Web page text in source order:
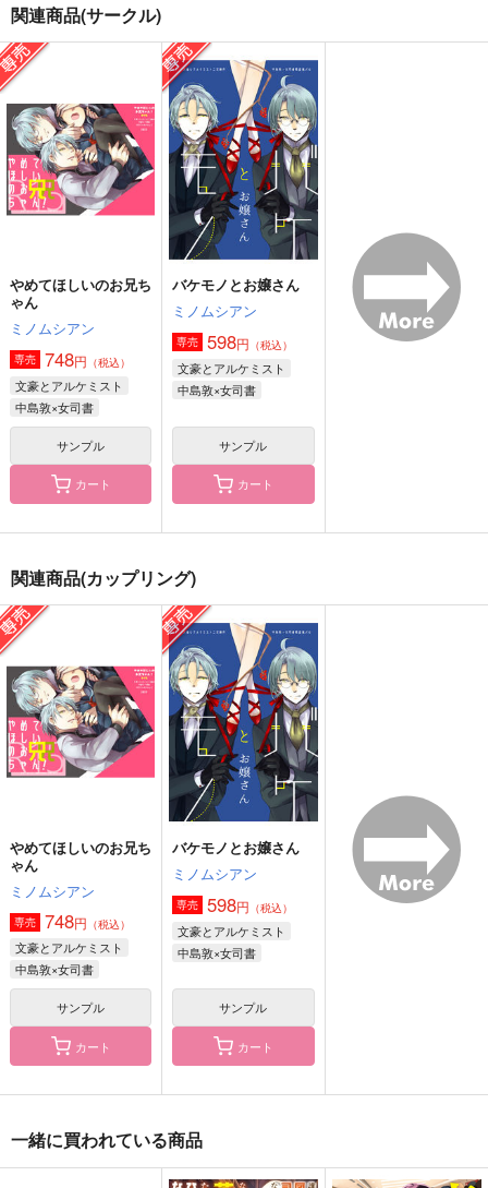
僕と彼奴で囲む食卓
た」
くれない庵
1,729円（税込）
芥川龍之介×中島敦
サンプル
バイ・マイ・サイド
音色日和
1,100円（税込）
芥川龍之介×中島敦
サンプル
作品詳細
Re'Alice
1,257円（税込）
芥川龍之介×中島敦
サンプル
作品詳細
Kanon.
3,144円（税込）
芥川龍之介×中島敦
サンプル
作品詳細
944円（税込）
ゴキゲンへべれけ
Kanon.
（税込）
困りますお客様！
Re'Alice
（税込）
関連商品(サークル)
やめてほしいのお兄ち
ゃん
ミノムシアン
専売 748円 （税込）
文豪とアルケミスト
中島敦×女司書
サンプル
カート
バケモノとお嬢さん
ミノムシアン
専売 598円 （税込）
文豪とアルケミスト
中島敦×女司書
サンプル
カート
関連商品(カップリング)
やめてほしいのお兄ち
ゃん
ミノムシアン
専売 748円 （税込）
文豪とアルケミスト
中島敦×女司書
サンプル
カート
バケモノとお嬢さん
ミノムシアン
専売 598円 （税込）
文豪とアルケミスト
中島敦×女司書
サンプル
カート
一緒に買われている商品